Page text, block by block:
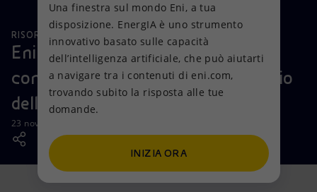
scopri EnergIA, la nostra nuova soluzione di intelligenza
artificiale.
Visione
Mission e valori
Persone e Partnership
Net Zero
Modello satellitare
Azioni
Diversificazione energetica
Tecnologie per la transizione
Collaborazioni per l'innovazione
Attività nel mondo
Prodotti
Casa
Imprese
Mobilità
RISORSE NATURALI
Eni vara lo scafo di Nguya FLNG,
confermando il calendario per l’avvio
della Fase 2 di Congo LNG
23 novembre 2024 - 07:34 CET
Una finestra sul mondo Eni, a tua
disposizione. EnergIA è uno strumento
innovativo basato sulle capacità
dell’intelligenza artificiale, che può aiutarti
a navigare tra i contenuti di eni.com,
trovando subito la risposta alle tue
domande.
INIZIA ORA